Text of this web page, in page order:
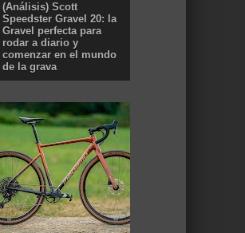
(Análisis) Scott
Speedster Gravel 20: la
Gravel perfecta para
rodar a diario y
comenzar en el mundo
de la grava